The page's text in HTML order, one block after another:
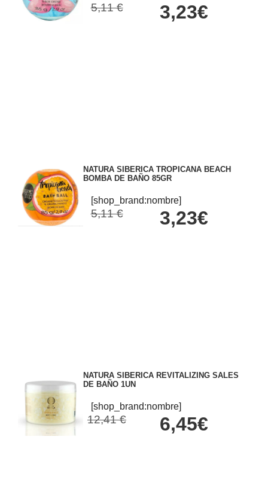
5,11 € 3,23€
NATURA SIBERICA TROPICANA BEACH
BOMBA DE BAÑO 85GR
[shop_brand:nombre]
5,11 € 3,23€
NATURA SIBERICA REVITALIZING SALES
DE BAÑO 1UN
[shop_brand:nombre]
12,41 € 6,45€